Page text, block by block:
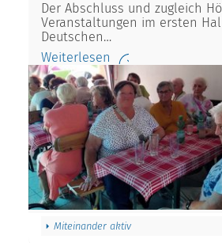
Der Abschluss und zugleich
Veranstaltungen im ersten
Deutschen…
Weiterlesen
Miteinander aktiv